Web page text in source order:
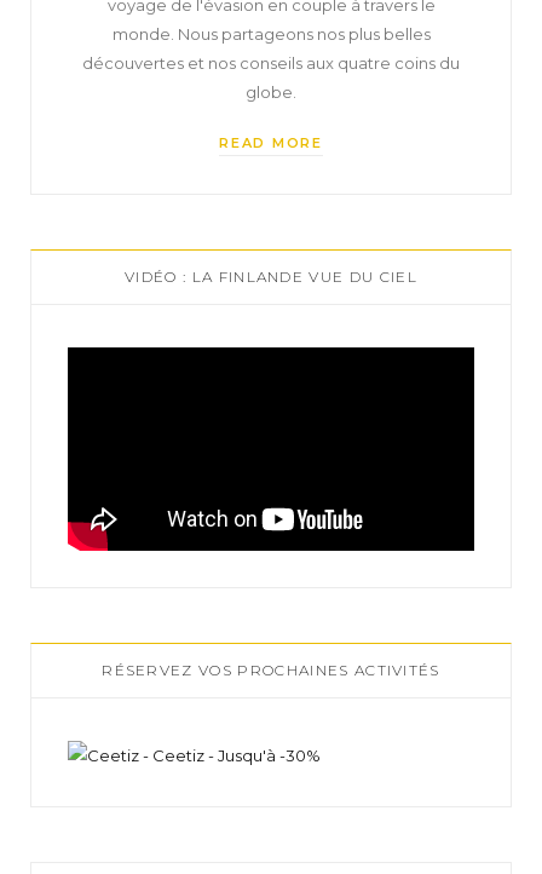
voyage de l'évasion en couple à travers le
monde. Nous partageons nos plus belles
découvertes et nos conseils aux quatre coins du
globe.
READ MORE
VIDÉO : LA FINLANDE VUE DU CIEL
RÉSERVEZ VOS PROCHAINES ACTIVITÉS